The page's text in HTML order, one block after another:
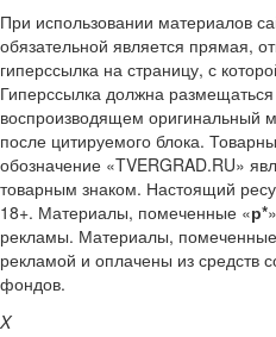
При использовании материалов
обязательной является прямая,
гиперссылка на страницу, с
Гиперссылка должна размещаться
воспроизводящем оригинальный
после цитируемого блока.
обозначение «TVERGRAD.RU»
товарным знаком. Настоящий
18+. Материалы, помеченные «р*
рекламы. Материалы,
рекламой и оплачены из средств
фондов.
X